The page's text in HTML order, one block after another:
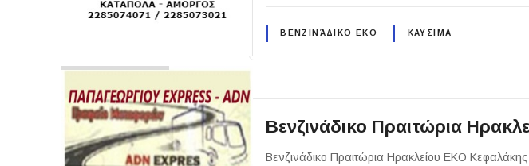
ΒΕΝΖΙΝΆΔΙΚΟ EKO ΚΑΥΣΙΜΑ
Βενζινάδικο Πραιτώρια
Βενζινάδικο Πραιτώρια Ηρακλείου ΕΚΟ